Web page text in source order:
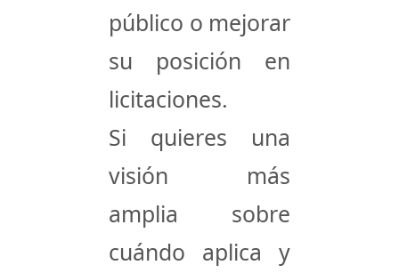
público o mejorar
su posición en
licitaciones.
Si quieres una
visión más
amplia sobre
cuándo aplica y